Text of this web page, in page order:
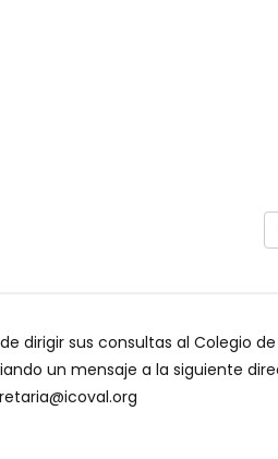
dirigir sus consultas al Colegio
un mensaje a la siguiente